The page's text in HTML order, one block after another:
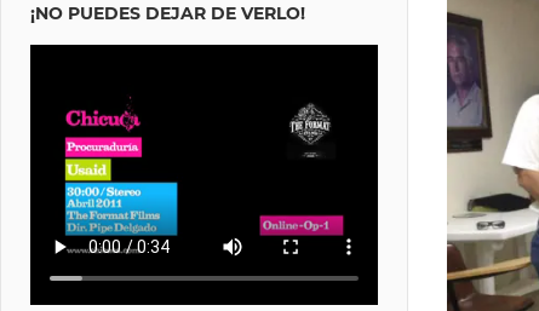
¡NO PUEDES DEJAR DE VERLO!